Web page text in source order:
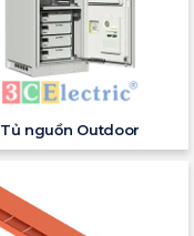
Tủ nguồn Outdoor